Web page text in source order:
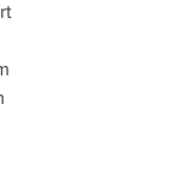
-  2 km
år